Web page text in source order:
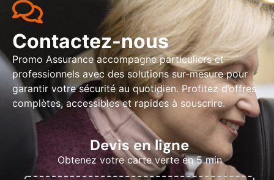
Contactez-nous
Promo Assurance accompagne particuliers et
professionnels avec des solutions sur-mesure pour
garantir votre sécurité au quotidien. Profitez d’offres
complètes, accessibles et rapides à souscrire.
Devis en ligne
Obtenez votre carte verte en 5 min